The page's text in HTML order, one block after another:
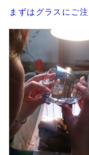
まずはグラスにご注